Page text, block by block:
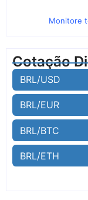
Monitore
Cotação
BRL/USD
BRL/EUR
BRL/BTC
BRL/ETH